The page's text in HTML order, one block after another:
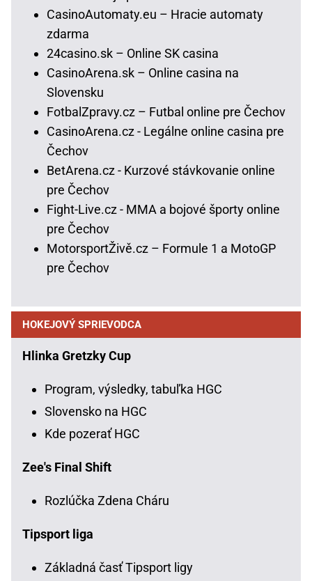
CasinoAutomaty.eu – Hracie automaty
zdarma
24casino.sk – Online SK casina
CasinoArena.sk – Online casina na
Slovensku
FotbalZpravy.cz – Futbal online pre Čechov
CasinoArena.cz - Legálne online casina pre
Čechov
BetArena.cz - Kurzové stávkovanie online
pre Čechov
Fight-Live.cz - MMA a bojové športy online
pre Čechov
MotorsportŽivě.cz – Formule 1 a MotoGP
pre Čechov
HOKEJOVÝ SPRIEVODCA
Hlinka Gretzky Cup
Program, výsledky, tabuľka HGC
Slovensko na HGC
Kde pozerať HGC
Zee's Final Shift
Rozlúčka Zdena Cháru
Tipsport liga
Základná časť Tipsport ligy